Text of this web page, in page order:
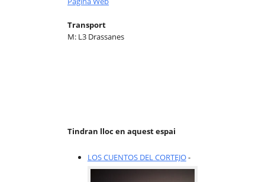
Transport
M: L3 Drassanes
Tindran lloc en aquest espai
LOS CUENTOS DEL CORTEJO-